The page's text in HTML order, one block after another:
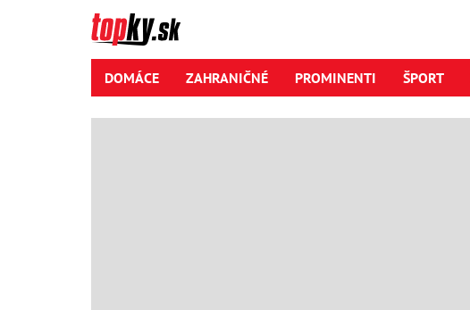
DOMÁCE ZAHRANIČNÉ PROMINENTI ŠPORT